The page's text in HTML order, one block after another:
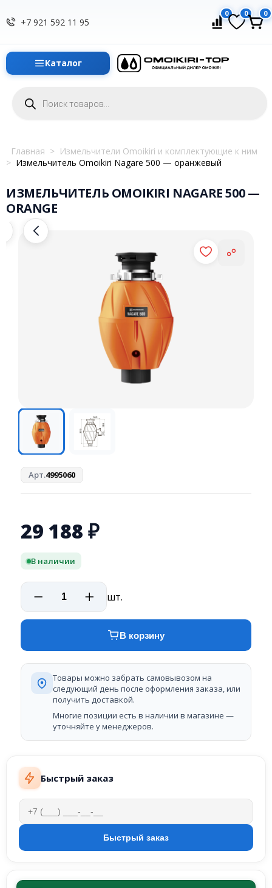
+7 921 592 11 95
0 0 0
Каталог
товаров
Главная > Измельчители Omoikiri и комплектующие к ним
> Измельчитель Omoikiri Nagare 500 — оранжевый
ИЗМЕЛЬЧИТЕЛЬ OMOIKIRI NAGARE 500 —
ORANGE
Быстрый заказ
Арт.4995060
29 188 ₽
В наличии
шт.
В корзину
Товары можно забрать самовывозом на
следующий день после оформления заказа, или
получить доставкой.
Многие позиции есть в наличии в магазине —
уточняйте у менеджеров.